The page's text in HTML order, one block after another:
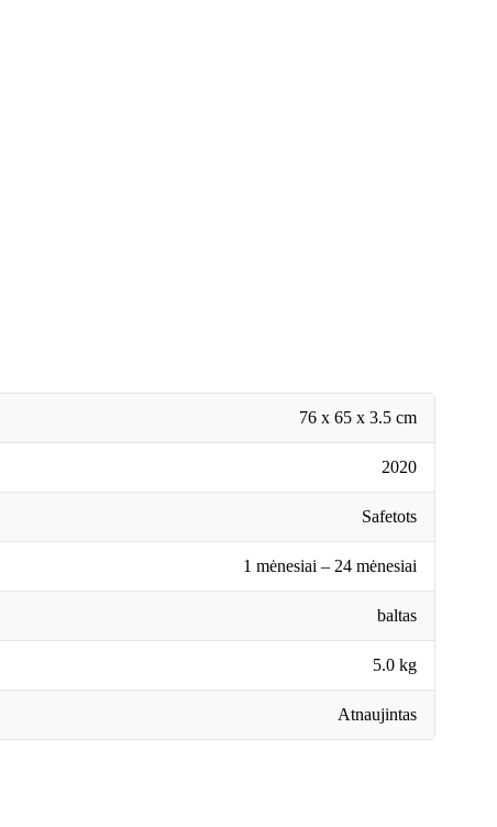
76 x 65 x 3.5 cm
2020
Safetots
1 mėnesiai – 24 mėnesiai
baltas
5.0 kg
Atnaujintas